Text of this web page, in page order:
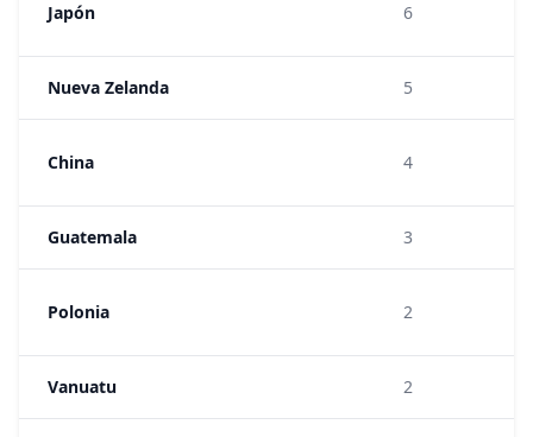
Japón 6
Nueva Zelanda 5
China 4
Guatemala 3
Polonia 2
Vanuatu 2